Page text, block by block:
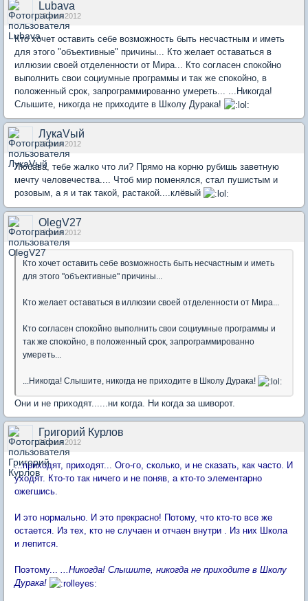
Lubava
19 июл 2012
Кто хочет оставить себе возможность быть несчастным и иметь
для этого "объективные" причины... Кто желает оставаться в
иллюзии своей отделенности от Мира... Кто согласен спокойно
выполнить свои социумные программы и так же спокойно, в
положенный срок, запрограммированно умереть... ...Никогда!
Слышите, никогда не приходите в Школу Дурака!
ЛукаVый
19 июл 2012
Любава, тебе жалко что ли? Прямо на корню рубишь заветную
мечту человечества.... Чтоб мир поменялся, стал пушистым и
розовым, а я и так такой, растакой....клёвый
OlegV27
19 июл 2012
Кто хочет оставить себе возможность быть несчастным и иметь
для этого "объективные" причины...
Кто желает оставаться в иллюзии своей отделенности от Мира...
Кто согласен спокойно выполнить свои социумные программы и
так же спокойно, в положенный срок, запрограммированно
умереть...
...Никогда! Слышите, никогда не приходите в Школу Дурака!
Они и не приходят......ни когда. Ни когда за шиворот.
Григорий Курлов
20 июл 2012
...приходят, приходят... Ого-го, сколько, и не сказать, как часто. И
уходят. Кто-то так ничего и не поняв, а кто-то элементарно
ожегшись.
И это нормально. И это прекрасно! Потому, что кто-то все же
остается. Из тех, кто не случаен и отчаен внутри . Из них Школа
и лепится.
Поэтому...
...Никогда! Слышите, никогда не приходите в Школу
Дурака!